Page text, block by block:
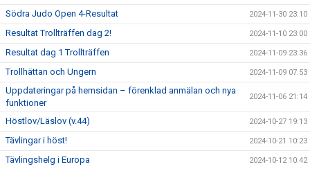
Södra Judo Open 4-Resultat 2024-11-30 23:10
Resultat Trollträffen dag 2! 2024-11-10 23:00
Resultat dag 1 Trollträffen 2024-11-09 23:36
Trollhättan och Ungern 2024-11-09 07:53
Uppdateringar på hemsidan – förenklad anmälan och nya
funktioner
2024-11-06 21:14
Höstlov/Läslov (v.44) 2024-10-27 19:13
Tävlingar i höst! 2024-10-21 10:23
Tävlingshelg i Europa 2024-10-12 10:42